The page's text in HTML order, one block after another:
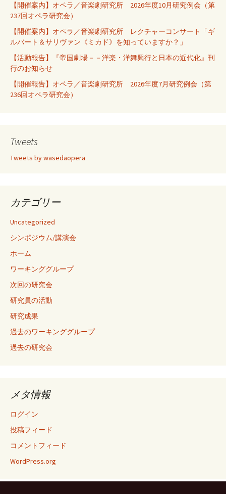
【開催案内】オペラ／音楽劇研究所 2026年度10月研究例会（第
237回オペラ研究会）
【開催案内】オペラ／音楽劇研究所 レクチャーコンサート「ギ
ルバート＆サリヴァン《ミカド》を知っていますか？」
【活動報告】『帝国劇場－－洋楽・洋舞興行と日本の近代化』刊
行のお知らせ
【開催報告】オペラ／音楽劇研究所 2026年度7月研究例会（第
236回オペラ研究会）
Tweets
Tweets by wasedaopera
カテゴリー
Uncategorized
シンポジウム/講演会
ホーム
ワーキンググループ
次回の研究会
研究員の活動
研究成果
過去のワーキンググループ
過去の研究会
メタ情報
ログイン
投稿フィード
コメントフィード
WordPress.org